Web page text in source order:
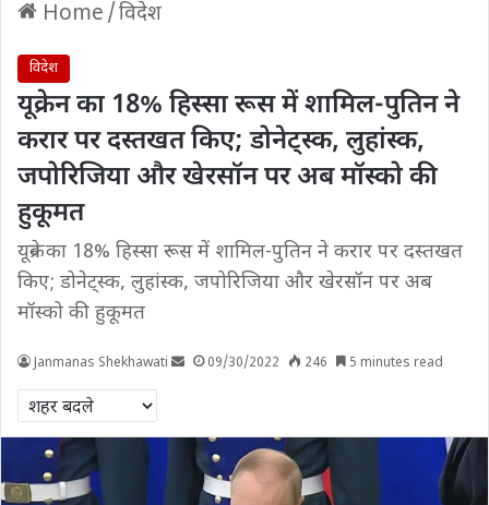
Home /विदेश
विदेश
यूक्रेन का 18% हिस्सा रूस में शामिल-पुतिन ने
करार पर दस्तखत किए; डोनेट्स्क, लुहांस्क,
जपोरिजिया और खेरसॉन पर अब मॉस्को की
हुकूमत
यूक्रेन का 18% हिस्सा रूस में शामिल-पुतिन ने करार पर दस्तखत
किए; डोनेट्स्क, लुहांस्क, जपोरिजिया और खेरसॉन पर अब
मॉस्को की हुकूमत
Janmanas Shekhawati 09/30/2022 246 5 minutes read